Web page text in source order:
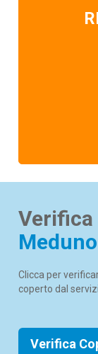
Verifica
Meduno
Clicca per
coperto dal
Verifica